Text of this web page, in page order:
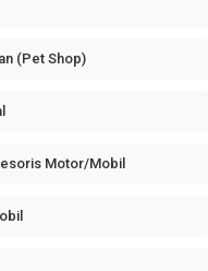
(Pet Shop)
Motor/Mobil